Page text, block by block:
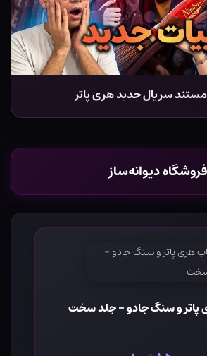
هری پاتر
فروشگاه دیوانه‌ساز
پاتر و سنگ جادو - جلد سخت